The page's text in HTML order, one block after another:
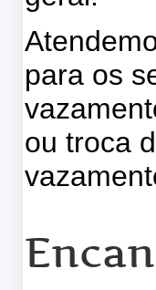
para os
ou troca